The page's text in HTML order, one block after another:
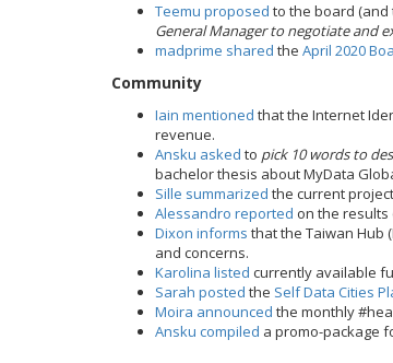
Teemu proposed to the board
General Manager to negotiate and
madprime shared the April 2020
Community
Iain mentioned that the Internet
revenue.
Ansku asked to pick 10 words to
bachelor thesis about MyData
Sille summarized the current
Alessandro reported on the results
Dixon informs that the Taiwan Hub
and concerns.
Karolina listed currently available
Sarah posted the Self Data Cities
Moira announced the monthly
Ansku compiled a promo-package